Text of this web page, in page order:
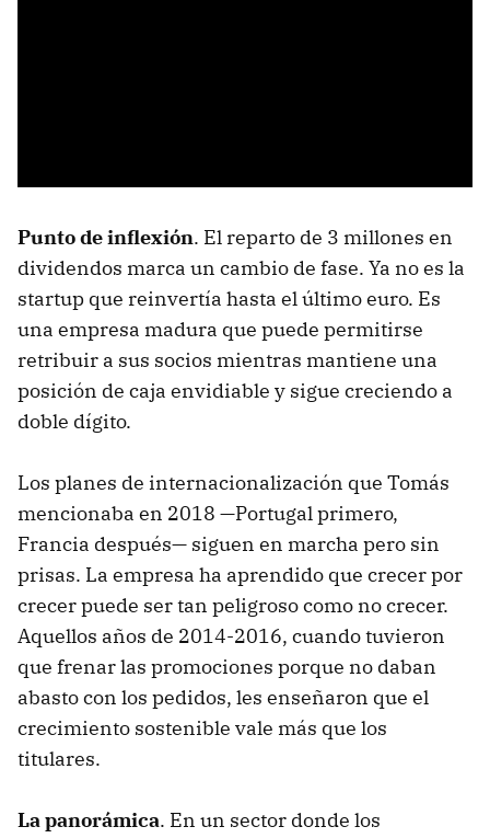
Punto de inflexión. El reparto de 3 millones en
dividendos marca un cambio de fase. Ya no es la
startup que reinvertía hasta el último euro. Es
una empresa madura que puede permitirse
retribuir a sus socios mientras mantiene una
posición de caja envidiable y sigue creciendo a
doble dígito.
Los planes de internacionalización que Tomás
mencionaba en 2018 —Portugal primero,
Francia después— siguen en marcha pero sin
prisas. La empresa ha aprendido que crecer por
crecer puede ser tan peligroso como no crecer.
Aquellos años de 2014-2016, cuando tuvieron
que frenar las promociones porque no daban
abasto con los pedidos, les enseñaron que el
crecimiento sostenible vale más que los
titulares.
La panorámica. En un sector donde los